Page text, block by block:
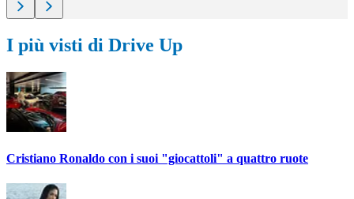
I più visti di Drive Up
Cristiano Ronaldo con i suoi "giocattoli" a quattro ruote